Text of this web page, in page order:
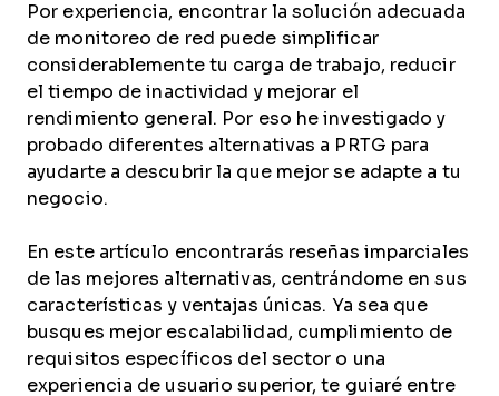
Por experiencia, encontrar la solución adecuada
de monitoreo de red puede simplificar
considerablemente tu carga de trabajo, reducir
el tiempo de inactividad y mejorar el
rendimiento general. Por eso he investigado y
probado diferentes alternativas a PRTG para
ayudarte a descubrir la que mejor se adapte a tu
negocio.
En este artículo encontrarás reseñas imparciales
de las mejores alternativas, centrándome en sus
características y ventajas únicas. Ya sea que
busques mejor escalabilidad, cumplimiento de
requisitos específicos del sector o una
experiencia de usuario superior, te guiaré entre